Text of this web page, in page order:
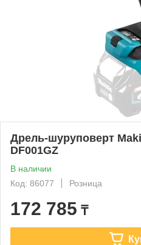
Дрель-шуруповерт
DF001GZ
В наличии
Код: 86077
Розница
172 785 ₸